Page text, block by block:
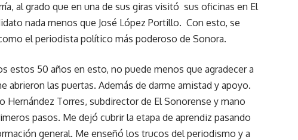
al grado que en una de sus giras visitó sus oficinas en El
nada menos que José López Portillo. Con esto, se
el periodista político más poderoso de Sonora.
estos 50 años en esto, no puede menos que agradecer a
las puertas. Además de darme amistad y apoyo.
Hernández Torres, subdirector de El Sonorense y mano
pasos. Me dejó cubrir la etapa de aprendiz pasando
general. Me enseñó los trucos del periodismo y a